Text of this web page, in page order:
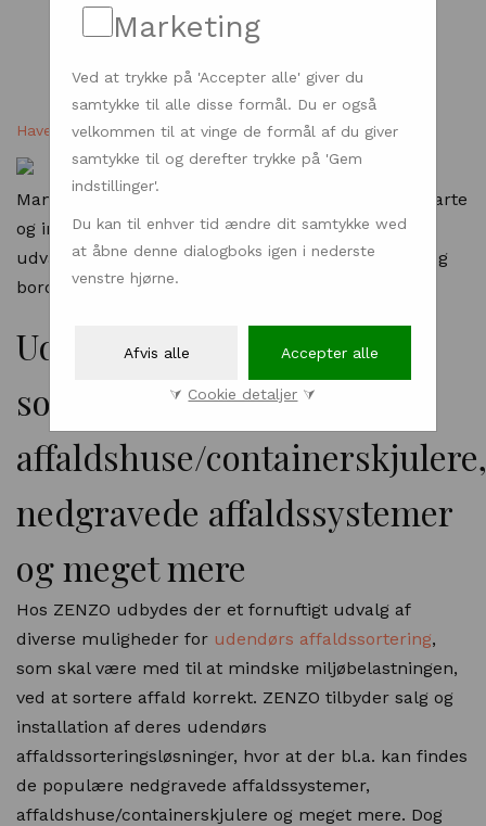
Have & Natur | Dengrønnetallerken.dk - 27.02.2021
Man finder hos ZENZO altid et bredt udvalg af smarte
og innovative løsninger, til det udendørs byrum. I
udvalget tilbydes bl.a. udendørs affaldssortering og
borde og bænkesæt i høj kvalitet.
Udendørs affaldssortering
som
affaldshuse/containerskjulere,
nedgravede affaldssystemer
og meget mere
Hos ZENZO udbydes der et fornuftigt udvalg af
diverse muligheder for udendørs affaldssortering,
som skal være med til at mindske miljøbelastningen,
ved at sortere affald korrekt. ZENZO tilbyder salg og
installation af deres udendørs
affaldssorteringsløsninger, hvor at der bl.a. kan findes
de populære nedgravede affaldssystemer,
affaldshuse/containerskjulere og meget mere. Dog
Marketing
Ved at trykke på 'Accepter alle' giver du
samtykke til alle disse formål. Du er også
velkommen til at vinge de formål af du giver
samtykke til og derefter trykke på 'Gem
indstillinger'.
Du kan til enhver tid ændre dit samtykke wed
at åbne denne dialogboks igen i nederste
venstre hjørne.
Afvis alle Accepter alle
⮛ Cookie detaljer ⮛